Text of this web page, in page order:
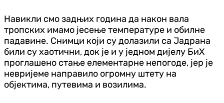
Навикли смо задњих година да након вала
тропских имамо јесење температуре и обилне
падавине. Снимци који су долазили са Јадрана
били су хаотични, док је и у једном дијелу БиХ
проглашено стање елементарне непогоде, јер је
невријеме направило огромну штету на
објектима, путевима и возилима.